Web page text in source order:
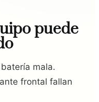
puede
mala.
frontal fallan